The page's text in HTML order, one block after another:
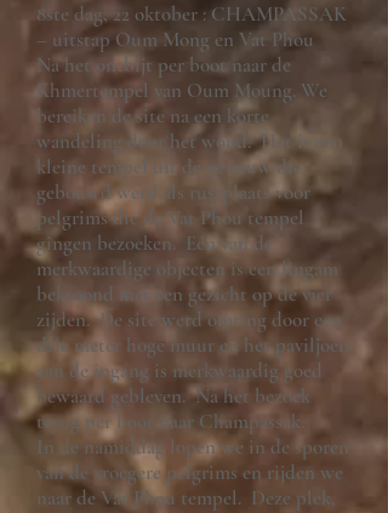
8ste dag, 22 oktober : CHAMPASSAK
– uitstap Oum Mong en Vat Phou
Na het ontbijt per boot naar de
Khmertempel van Oum Moung. We
bereiken de site na een korte
wandeling door het woud. Het is een
kleine tempel uit de 9e eeuw die
gebouwd werd als rustplaats voor
pelgrims die de Vat Phou tempel
gingen bezoeken. Eén van de
merkwaardige objecten is een lingam
bekroond met een gezicht op de vier
zijden. De site werd omring door een
drie meter hoge muur en het paviljoen
aan de ingang is merkwaardig goed
bewaard gebleven. Na het bezoek
terug per boot naar Champassak.
In de namiddag lopen we in de sporen
van de vroegere pelgrims en rijden we
naar de Vat Phou tempel. Deze plek,